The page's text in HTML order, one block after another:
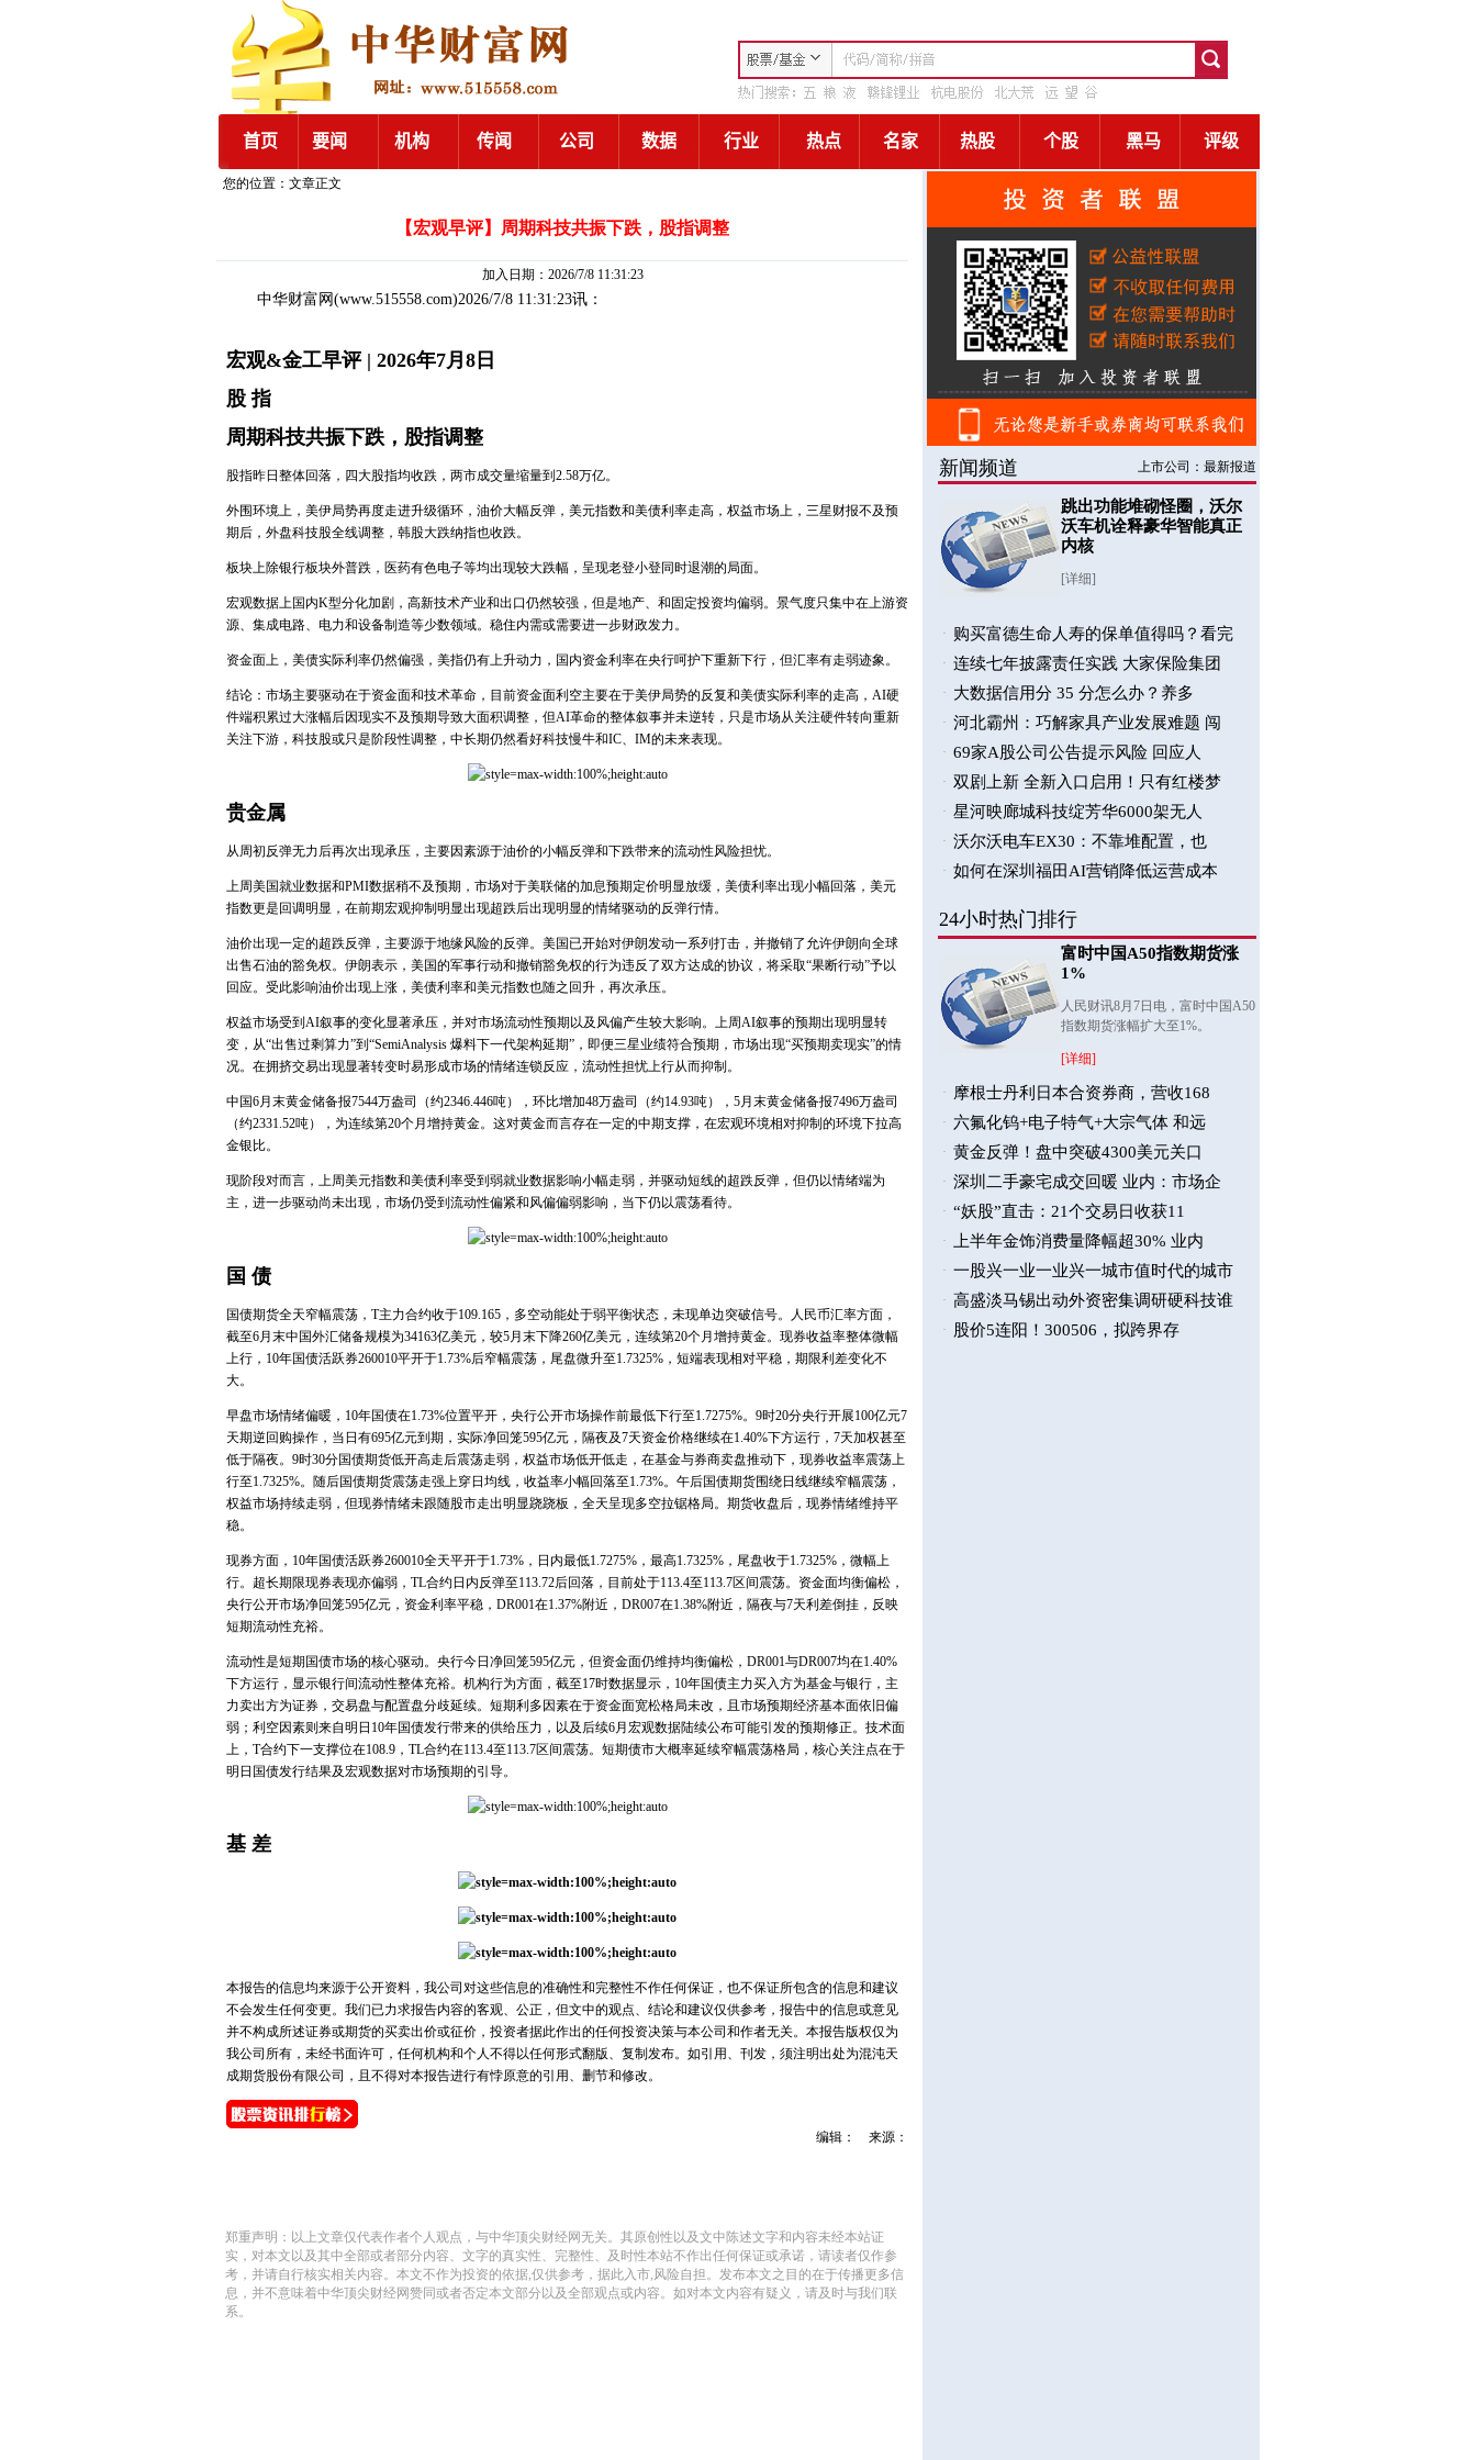
您的位置：文章正文
【宏观早评】周期科技共振下跌，股指调整
加入日期：2026/7/8 11:31:23
中华财富网 (www.515558.com)2026/7/8 11:31:23讯：
宏观&金工早评 | 2026年7月8日
股 指
周期科技共振下跌，股指调整
股指昨日整体回落，四大股指均收跌，两市成交量缩量到2.58万亿。
外围环境上，美伊局势再度走进升级循环，油价大幅反弹，美元指数和美债利率走高，权益市场上，三星财报不及预
期后，外盘科技股全线调整，韩股大跌纳指也收跌。
板块上除银行板块外普跌，医药有色电子等均出现较大跌幅，呈现老登小登同时退潮的局面。
宏观数据上国内K型分化加剧，高新技术产业和出口仍然较强，但是地产、和固定投资均偏弱。景气度只集中在上游资
源、集成电路、电力和设备制造等少数领域。稳住内需或需要进一步财政发力。
资金面上，美债实际利率仍然偏强，美指仍有上升动力，国内资金利率在央行呵护下重新下行，但汇率有走弱迹象。
结论：市场主要驱动在于资金面和技术革命，目前资金面利空主要在于美伊局势的反复和美债实际利率的走高，AI硬
件端积累过大涨幅后因现实不及预期导致大面积调整，但AI革命的整体叙事并未逆转，只是市场从关注硬件转向重新
关注下游，科技股或只是阶段性调整，中长期仍然看好科技慢牛和IC、IM的未来表现。
贵金属
从周初反弹无力后再次出现承压，主要因素源于油价的小幅反弹和下跌带来的流动性风险担忧。
上周美国就业数据和PMI数据稍不及预期，市场对于美联储的加息预期定价明显放缓，美债利率出现小幅回落，美元
指数更是回调明显，在前期宏观抑制明显出现超跌后出现明显的情绪驱动的反弹行情。
油价出现一定的超跌反弹，主要源于地缘风险的反弹。美国已开始对伊朗发动一系列打击，并撤销了允许伊朗向全球
出售石油的豁免权。伊朗表示，美国的军事行动和撤销豁免权的行为违反了双方达成的协议，将采取“果断行动”予以
回应。受此影响油价出现上涨，美债利率和美元指数也随之回升，再次承压。
权益市场受到AI叙事的变化显著承压，并对市场流动性预期以及风偏产生较大影响。上周AI叙事的预期出现明显转
变，从“出售过剩算力”到“SemiAnalysis 爆料下一代架构延期”，即便三星业绩符合预期，市场出现“买预期卖现实”的情
况。在拥挤交易出现显著转变时易形成市场的情绪连锁反应，流动性担忧上行从而抑制。
中国6月末黄金储备报7544万盎司（约2346.446吨），环比增加48万盎司（约14.93吨），5月末黄金储备报7496万盎司
（约2331.52吨），为连续第20个月增持黄金。这对黄金而言存在一定的中期支撑，在宏观环境相对抑制的环境下拉高
金银比。
现阶段对而言，上周美元指数和美债利率受到弱就业数据影响小幅走弱，并驱动短线的超跌反弹，但仍以情绪端为
主，进一步驱动尚未出现，市场仍受到流动性偏紧和风偏偏弱影响，当下仍以震荡看待。
国 债
国债期货全天窄幅震荡，T主力合约收于109.165，多空动能处于弱平衡状态，未现单边突破信号。人民币汇率方面，
截至6月末中国外汇储备规模为34163亿美元，较5月末下降260亿美元，连续第20个月增持黄金。现券收益率整体微幅
上行，10年国债活跃券260010平开于1.73%后窄幅震荡，尾盘微升至1.7325%，短端表现相对平稳，期限利差变化不
大。
早盘市场情绪偏暖，10年国债在1.73%位置平开，央行公开市场操作前最低下行至1.7275%。9时20分央行开展100亿元7
天期逆回购操作，当日有695亿元到期，实际净回笼595亿元，隔夜及7天资金价格继续在1.40%下方运行，7天加权甚至
低于隔夜。9时30分国债期货低开高走后震荡走弱，权益市场低开低走，在基金与券商卖盘推动下，现券收益率震荡上
行至1.7325%。随后国债期货震荡走强上穿日均线，收益率小幅回落至1.73%。午后国债期货围绕日线继续窄幅震荡，
权益市场持续走弱，但现券情绪未跟随股市走出明显跷跷板，全天呈现多空拉锯格局。期货收盘后，现券情绪维持平
稳。
现券方面，10年国债活跃券260010全天平开于1.73%，日内最低1.7275%，最高1.7325%，尾盘收于1.7325%，微幅上
行。超长期限现券表现亦偏弱，TL合约日内反弹至113.72后回落，目前处于113.4至113.7区间震荡。资金面均衡偏松，
央行公开市场净回笼595亿元，资金利率平稳，DR001在1.37%附近，DR007在1.38%附近，隔夜与7天利差倒挂，反映
短期流动性充裕。
流动性是短期国债市场的核心驱动。央行今日净回笼595亿元，但资金面仍维持均衡偏松，DR001与DR007均在1.40%
下方运行，显示银行间流动性整体充裕。机构行为方面，截至17时数据显示，10年国债主力买入方为基金与银行，主
力卖出方为证券，交易盘与配置盘分歧延续。短期利多因素在于资金面宽松格局未改，且市场预期经济基本面依旧偏
弱；利空因素则来自明日10年国债发行带来的供给压力，以及后续6月宏观数据陆续公布可能引发的预期修正。技术面
上，T合约下一支撑位在108.9，TL合约在113.4至113.7区间震荡。短期债市大概率延续窄幅震荡格局，核心关注点在于
明日国债发行结果及宏观数据对市场预期的引导。
基 差
本报告的信息均来源于公开资料，我公司对这些信息的准确性和完整性不作任何保证，也不保证所包含的信息和建议
不会发生任何变更。我们已力求报告内容的客观、公正，但文中的观点、结论和建议仅供参考，报告中的信息或意见
并不构成所述证券或期货的买卖出价或征价，投资者据此作出的任何投资决策与本公司和作者无关。本报告版权仅为
我公司所有，未经书面许可，任何机构和个人不得以任何形式翻版、复制发布。如引用、刊发，须注明出处为混沌天
成期货股份有限公司，且不得对本报告进行有悖原意的引用、删节和修改。
编辑： 来源：